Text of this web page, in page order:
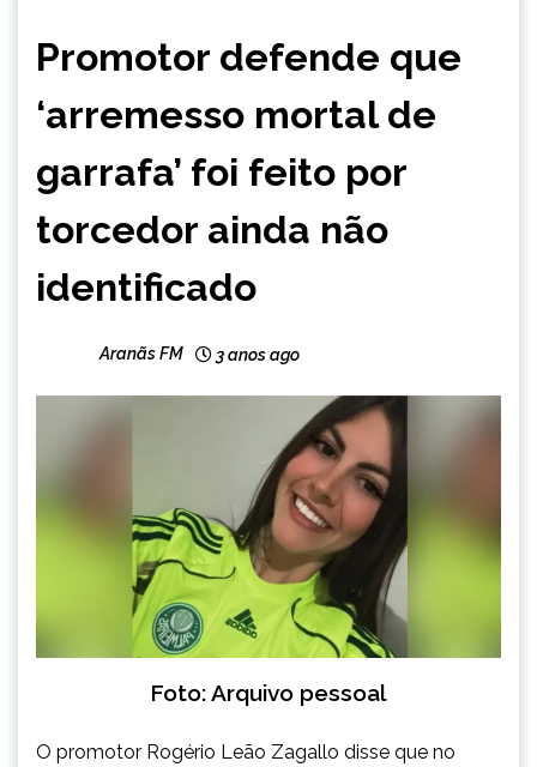
NOTÍCIAS
Promotor defende que
‘arremesso mortal de
garrafa’ foi feito por
torcedor ainda não
identificado
Aranãs FM 3 anos ago
Foto: Arquivo pessoal
O promotor Rogério Leão Zagallo disse que no